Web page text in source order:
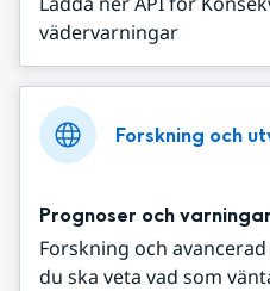
vädervarningar
Forskning och
Prognoser och varningar
Forskning och
du ska veta vad som